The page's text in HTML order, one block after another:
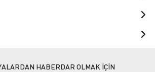
HABERDAR OLMAK İÇİN